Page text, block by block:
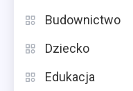
Budownictwo
Dziecko
Edukacja